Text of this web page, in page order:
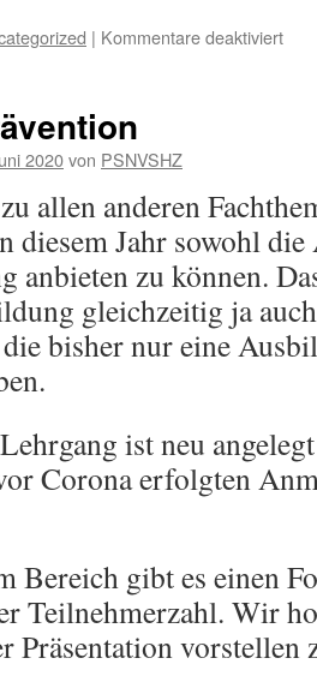
| Kommentare deaktiviertfür
2020von PSNVSHZ
allen anderen
diesem Jahr sowohl die
anbieten zu können.
gleichzeitig ja
bisher nur eine
ist neu
Corona erfolgten
Bereich gibt es einen
Teilnehmerzahl. Wir
Präsentation vorstellen